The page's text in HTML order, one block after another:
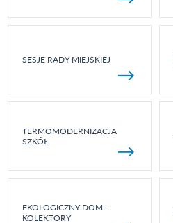
SESJE RADY MIEJSKIEJ
TERMOMODERNIZACJA
SZKÓŁ
EKOLOGICZNY DOM -
KOLEKTORY